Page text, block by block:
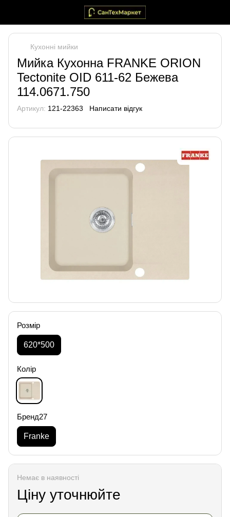
Кухонні мийки
Мийка Кухонна FRANKE ORION
Tectonite OID 611-62 Бежева
114.0671.750
Артикул: 121-22363 Написати відгук
Розмір
620*500
Колір
Бренд27
Franke
Немає в наявності
Ціну уточнюйте